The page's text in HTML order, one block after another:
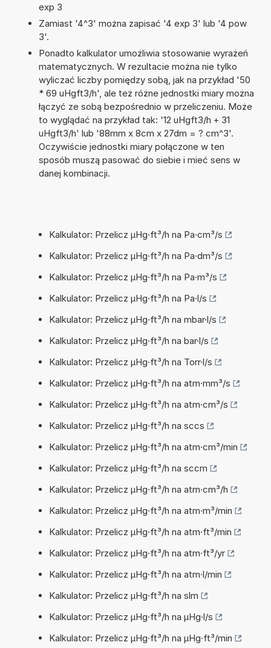
exp 3
Zamiast '4^3' można zapisać '4 exp 3' lub '4 pow
3'.
Ponadto kalkulator umożliwia stosowanie wyrażeń
matematycznych. W rezultacie można nie tylko
wyliczać liczby pomiędzy sobą, jak na przykład '50
* 69 uHgft3/h', ale też różne jednostki miary można
łączyć ze sobą bezpośrednio w przeliczeniu. Może
to wyglądać na przykład tak: '12 uHgft3/h + 31
uHgft3/h' lub '88mm x 8cm x 27dm = ? cm^3'.
Oczywiście jednostki miary połączone w ten
sposób muszą pasować do siebie i mieć sens w
danej kombinacji.
Kalkulator: Przelicz µHg·ft³/h na Pa·cm³/s
Kalkulator: Przelicz µHg·ft³/h na Pa·dm³/s
Kalkulator: Przelicz µHg·ft³/h na Pa·m³/s
Kalkulator: Przelicz µHg·ft³/h na Pa·l/s
Kalkulator: Przelicz µHg·ft³/h na mbar·l/s
Kalkulator: Przelicz µHg·ft³/h na bar·l/s
Kalkulator: Przelicz µHg·ft³/h na Torr·l/s
Kalkulator: Przelicz µHg·ft³/h na atm·mm³/s
Kalkulator: Przelicz µHg·ft³/h na atm·cm³/s
Kalkulator: Przelicz µHg·ft³/h na sccs
Kalkulator: Przelicz µHg·ft³/h na atm·cm³/min
Kalkulator: Przelicz µHg·ft³/h na sccm
Kalkulator: Przelicz µHg·ft³/h na atm·cm³/h
Kalkulator: Przelicz µHg·ft³/h na atm·m³/min
Kalkulator: Przelicz µHg·ft³/h na atm·ft³/min
Kalkulator: Przelicz µHg·ft³/h na atm·ft³/yr
Kalkulator: Przelicz µHg·ft³/h na atm·l/min
Kalkulator: Przelicz µHg·ft³/h na slm
Kalkulator: Przelicz µHg·ft³/h na µHg·l/s
Kalkulator: Przelicz µHg·ft³/h na µHg·ft³/min